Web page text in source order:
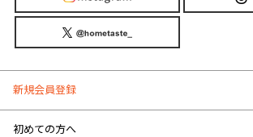
新規会員登録
初めての方へ